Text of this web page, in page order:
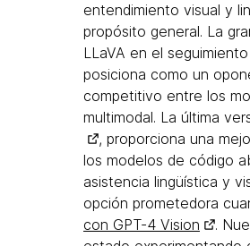
entendimiento visual y
propósito general. La
LLaVA en el
posiciona como un
competitivo entre los
multimodal. La última
, proporciona una
los modelos de código
asistencia lingüística y
opción prometedora
con GPT-4 Vision
.